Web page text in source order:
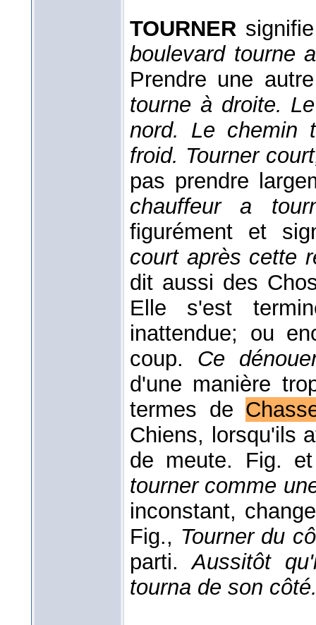
TOURNER
boulevard tourne
Prendre une
tourne à droite.
nord. Le chemin
froid. Tourner
pas prendre
chauffeur a
figurément et
court après cette
dit aussi des
Elle s'est
inattendue; ou
coup. Ce
d'une manière
termes de
Chiens, lorsqu'ils
de meute. Fig.
tourner comme
inconstant,
Fig., Tourner du
parti.Aussitôt
tourna de son